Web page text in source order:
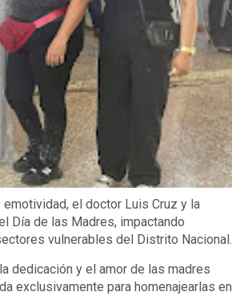
emotividad, el doctor Luis Cruz y la
Día de las Madres, impactando
vulnerables del Distrito Nacional.
dedicación y el amor de las madres
exclusivamente para homenajearlas en